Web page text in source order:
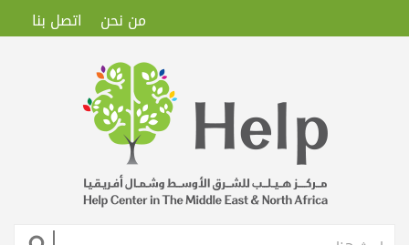
من نحن اتصل بنا